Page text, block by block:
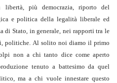
più democrazia, riporto del
e politica della legalità liberale ed
di Stato, in generale, nei rapporti tra le
politiche. Al solito noi diamo il primo
non a chi tanto dice come aperto
tenuto a battesimo da quel
ma a chi vuole innestare questo